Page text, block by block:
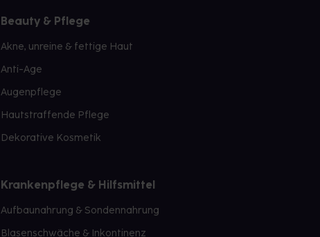
Beauty & Pflege
Akne, unreine & fettige Haut
Anti-Age
Augenpflege
Hautstraffende Pflege
Dekorative Kosmetik
Krankenpflege & Hilfsmittel
Aufbaunahrung & Sondennahrung
Blasenschwäche & Inkontinenz